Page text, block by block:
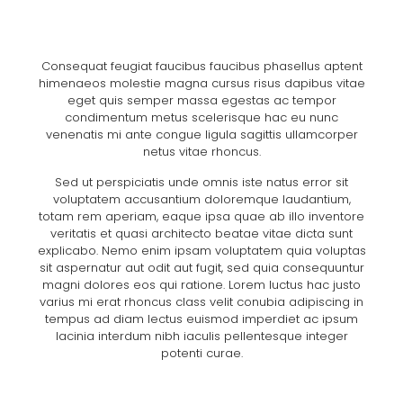
Consequat feugiat faucibus faucibus phasellus aptent
himenaeos molestie magna cursus risus dapibus vitae
eget quis semper massa egestas ac tempor
condimentum metus scelerisque hac eu nunc
venenatis mi ante congue ligula sagittis ullamcorper
netus vitae rhoncus.
Sed ut perspiciatis unde omnis iste natus error sit
voluptatem accusantium doloremque laudantium,
totam rem aperiam, eaque ipsa quae ab illo inventore
veritatis et quasi architecto beatae vitae dicta sunt
explicabo. Nemo enim ipsam voluptatem quia voluptas
sit aspernatur aut odit aut fugit, sed quia consequuntur
magni dolores eos qui ratione. Lorem luctus hac justo
varius mi erat rhoncus class velit conubia adipiscing in
tempus ad diam lectus euismod imperdiet ac ipsum
lacinia interdum nibh iaculis pellentesque integer
potenti curae.